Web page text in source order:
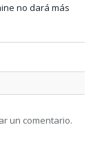
no dará más
un comentario.